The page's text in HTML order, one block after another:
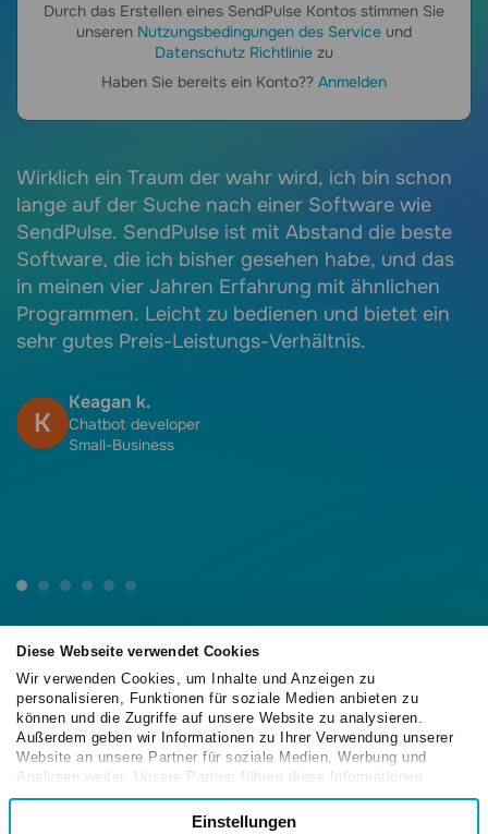
Diese Webseite verwendet Cookies
Wir verwenden Cookies, um Inhalte und Anzeigen zu
personalisieren, Funktionen für soziale Medien anbieten zu
können und die Zugriffe auf unsere Website zu analysieren.
Außerdem geben wir Informationen zu Ihrer Verwendung unserer
Website an unsere Partner für soziale Medien, Werbung und
Analysen weiter. Unsere Partner führen diese Informationen
möglicherweise mit weiteren Daten zusammen, die Sie ihnen
bereitgestellt haben oder die sie im Rahmen Ihrer Nutzung der
Einwilligungsauswahl
Einstellungen
Durch das Erstellen eines SendPulse Kontos stimmen Sie
unseren Nutzungsbedingungen des Service und
Datenschutz Richtlinie zu
Haben Sie bereits ein Konto?? Anmelden
Wirklich ein Traum der wahr wird, ich bin schon
lange auf der Suche nach einer Software wie
SendPulse. SendPulse ist mit Abstand die beste
Software, die ich bisher gesehen habe, und das
in meinen vier Jahren Erfahrung mit ähnlichen
Programmen. Leicht zu bedienen und bietet ein
sehr gutes Preis-Leistungs-Verhältnis.
K
Keagan k.
Chatbot developer
Small-Business
4.6/5